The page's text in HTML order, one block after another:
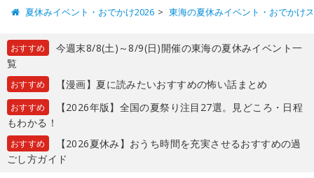
夏休みイベント・おでかけ2026 東海の夏休みイベント・おでかけ
おすすめ
今週末8/8(土)～8/9(日)開催の東海の夏休みイベント一
覧
おすすめ 【漫画】夏に読みたいおすすめの怖い話まとめ
おすすめ
【2026年版】全国の夏祭り注目27選。見どころ・日程
もわかる！
おすすめ
【2026夏休み】おうち時間を充実させるおすすめの過
ごし方ガイド